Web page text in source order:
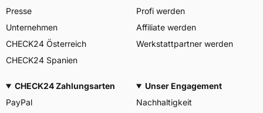
Presse
Unternehmen
CHECK24 Österreich
CHECK24 Spanien
Profi werden
Affiliate werden
Werkstattpartner werden
CHECK24 Zahlungsarten
PayPal
Unser Engagement
Nachhaltigkeit